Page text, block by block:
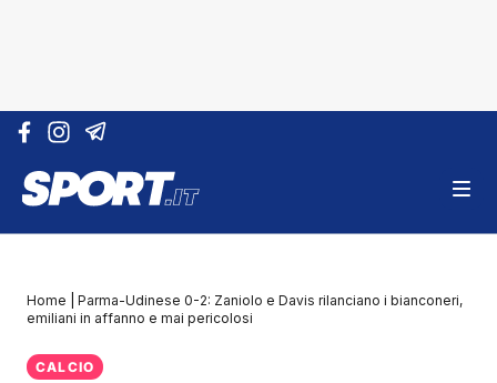
Vai al contenuto
Home
Parma-Udinese 0-2: Zaniolo e Davis rilanciano i bianconeri,
emiliani in affanno e mai pericolosi
CALCIO